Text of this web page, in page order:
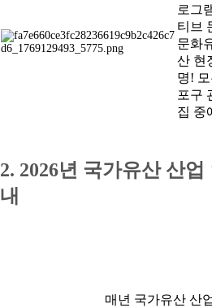
로그
티브
문화
산 현
명!
포구
집 중
2. 2026년 국가유산 산
내
매년 국가유산 산